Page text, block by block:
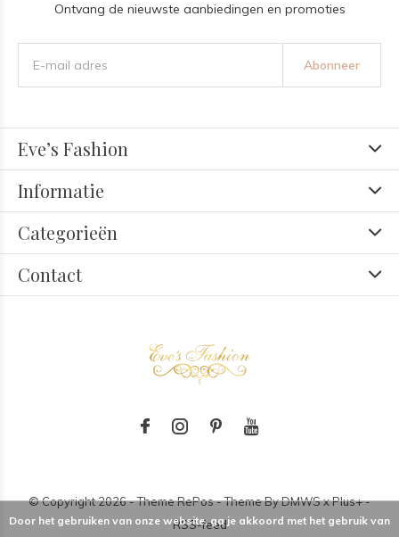
Ontvang de nieuwste aanbiedingen en promoties
Abonneer
Eve’s Fashion
Informatie
Categorieën
Contact
© Copyright2026- Theme RePos - Theme ByDMWSxPlus+-
RSS-feed
Door het gebruiken van onze website, ga je akkoord met het gebruik van